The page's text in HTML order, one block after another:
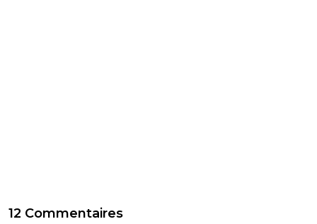
12 Commentaires